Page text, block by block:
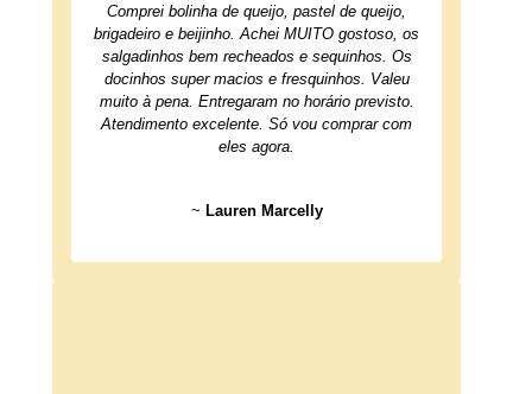
Comprei bolinha de queijo, pastel de queijo,
brigadeiro e beijinho. Achei MUITO gostoso, os
salgadinhos bem recheados e sequinhos. Os
docinhos super macios e fresquinhos. Valeu
muito à pena. Entregaram no horário previsto.
Atendimento excelente. Só vou comprar com
eles agora.
~ Lauren Marcelly